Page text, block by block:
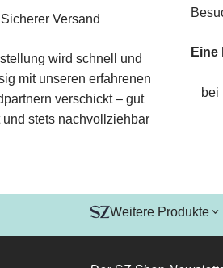
Sicherer Versand
wird schnell und
mit unseren erfahrenen
verschickt – gut
und stets nachvollziehbar
bei
Weitere Produkte